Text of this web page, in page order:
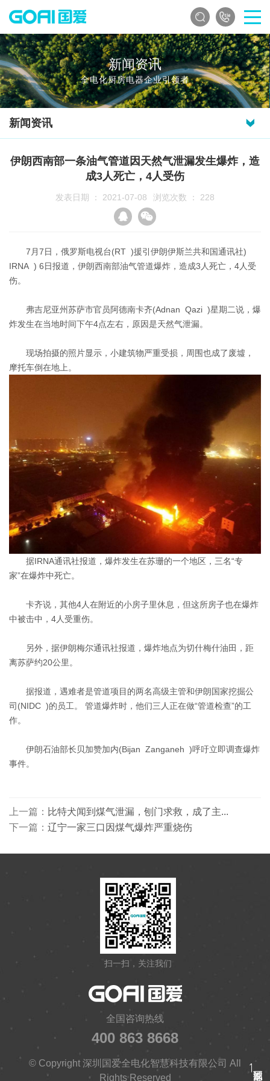
关于国爱
产品中心
服务支持
加入我们
新闻资讯
全电化厨房电器企业引领者
新闻资讯
伊朗西南部一条油气管道因天然气泄漏发生爆炸，造
成3人死亡，4人受伤
发表日期 ： 2021-07-08 浏览次数 ： 228
7月7日，俄罗斯电视台(RT )援引伊朗伊斯兰共和国通讯社)
IRNA ) 6日报道，伊朗西南部油气管道爆炸，造成3人死亡，4人受
伤。
弗吉尼亚州苏萨市官员阿德南卡齐(Adnan Qazi )星期二说，爆
炸发生在当地时间下午4点左右，原因是天然气泄漏。
现场拍摄的照片显示，小建筑物严重受损，周围也成了废墟，
摩托车倒在地上。
据IRNA通讯社报道，爆炸发生在苏珊的一个地区，三名“专
家”在爆炸中死亡。
卡齐说，其他4人在附近的小房子里休息，但这所房子也在爆炸
中被击中，4人受重伤。
另外，据伊朗梅尔通讯社报道，爆炸地点为切什梅什油田，距
离苏萨约20公里。
据报道，遇难者是管道项目的两名高级主管和伊朗国家挖掘公
司(NIDC )的员工。 管道爆炸时，他们三人正在做“管道检查”的工
作。
伊朗石油部长贝加赞加内(Bijan Zanganeh )呼吁立即调查爆炸
事件。
上一篇： 比特犬闻到煤气泄漏，刨门求救，成了主...
下一篇： 辽宁一家三口因煤气爆炸严重烧伤
扫一扫，关注我们
全国咨询热线
400 863 8668
© Copyright 深圳国爱全电化智慧科技有限公司 All
Rights Reserved